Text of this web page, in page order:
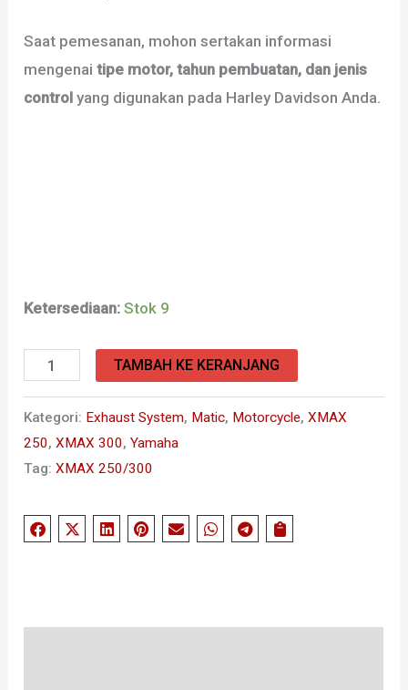
Saat pemesanan, mohon sertakan informasi
mengenaitipe motor, tahun pembuatan, dan jenis
control yang digunakan pada Harley Davidson Anda.
Ketersediaan: Stok 9
TAMBAH KE KERANJANG
Kategori: Exhaust System, Matic, Motorcycle,XMAX
250,XMAX 300,Yamaha
Tag:XMAX 250/300